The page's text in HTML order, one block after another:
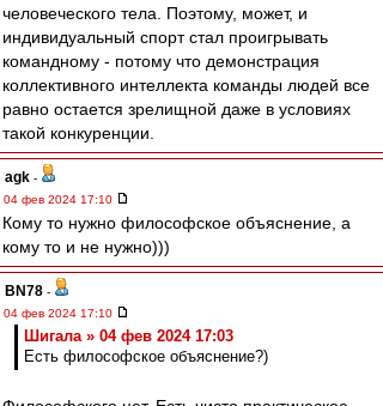
человеческого тела. Поэтому, может, и
индивидуальный спорт стал проигрывать
командному - потому что демонстрация
коллективного интеллекта команды людей все
равно остается зрелищной даже в условиях
такой конкуренции.
agk -
04 фев 2024 17:10
Кому то нужно философское объяснение, a
кому то и не нужно)))
BN78 -
04 фев 2024 17:10
Шигала » 04 фев 2024 17:03
Есть философское объяснение?)